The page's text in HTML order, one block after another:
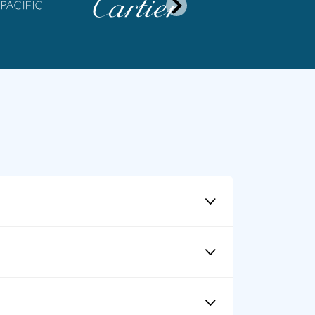
seriale e altri identificatori GS1.
campo.